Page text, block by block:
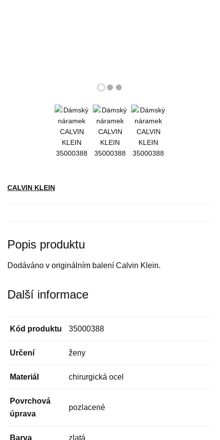
CALVIN KLEIN
Popis produktu
Dodáváno v originálním balení Calvin Klein.
Další informace
Kód produktu 35000388
Určení ženy
Materiál chirurgická ocel
Povrchová
úprava
pozlacené
Barva zlatá